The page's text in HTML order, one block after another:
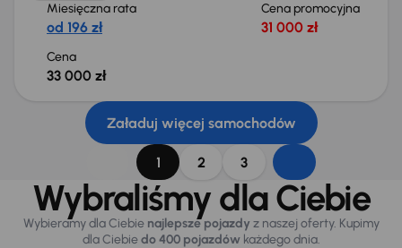
Miesięczna rata
od 196 zł
Cena promocyjna
31 000 zł
Cena
33 000 zł
Załaduj więcej samochodów
1 2 3
Wybraliśmy dla Ciebie
Wybieramy dla Ciebie najlepsze pojazdy z naszej oferty. Kupimy
dla Ciebiedo 400 pojazdówkażdego dnia.